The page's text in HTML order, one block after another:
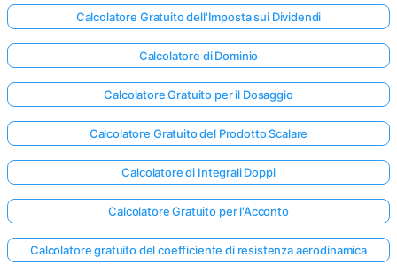
Accedi
qui!
Calcolatore Gratuito dell'Imposta sui Dividendi
Calcolatore di Dominio
Calcolatore Gratuito per il Dosaggio
Calcolatore Gratuito del Prodotto Scalare
Calcolatore di Integrali Doppi
Calcolatore Gratuito per l'Acconto
Calcolatore gratuito del coefficiente di resistenza aerodinamica